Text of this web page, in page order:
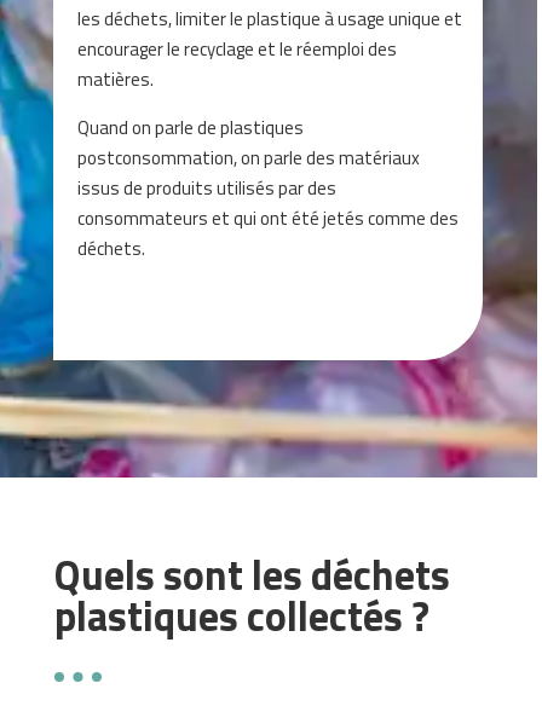
les déchets, limiter le plastique à usage unique et
encourager le recyclage et le réemploi des
matières.
Quand on parle de plastiques
postconsommation, on parle des matériaux
issus de produits utilisés par des
consommateurs et qui ont été jetés comme des
déchets.
Quels sont les déchets
plastiques collectés ?